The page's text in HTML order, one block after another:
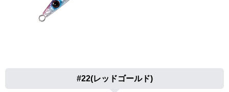
#22(レッドゴールド)